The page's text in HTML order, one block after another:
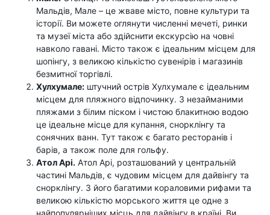
Мальдів, Мале – це жваве місто, повне культури та
історії. Ви можете оглянути численні мечеті, ринки
та музеї міста або здійснити екскурсію на човні
навколо гавані. Місто також є ідеальним місцем для
шопінгу, з великою кількістю сувенірів і магазинів
безмитної торгівлі.
Хулхумале: штучний острів Хулхумале є ідеальним
місцем для пляжного відпочинку. З незайманими
пляжами з білим піском і чистою блакитною водою
це ідеальне місце для купання, снорклінгу та
сонячних ванн. Тут також є багато ресторанів і
барів, а також поле для гольфу.
Атол Арі. Атол Арі, розташований у центральній
частині Мальдів, є чудовим місцем для дайвінгу та
снорклінгу. З його багатими кораловими рифами та
великою кількістю морського життя це одне з
найпопулярніших місць для дайвінгу в країні. Ви